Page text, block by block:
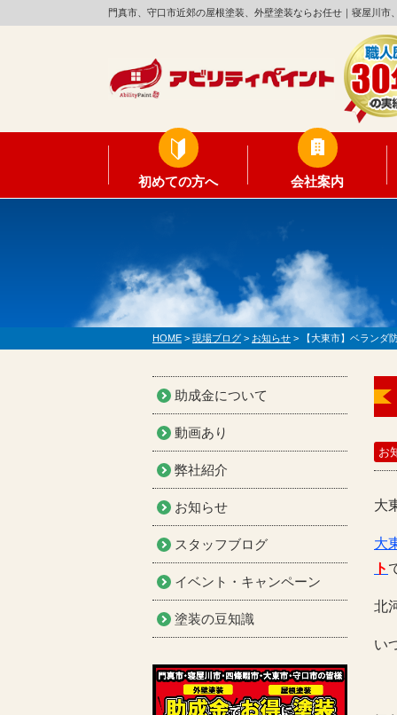
門真市、守口市近郊の屋根塗装、外壁塗装ならお任せ｜寝屋川市
初めての方へ 会社案内
HOME > 現場ブログ > お知らせ > 【大東市】ベランダ
お
大
大
ト
北
い
助成金について
動画あり
弊社紹介
お知らせ
スタッフブログ
イベント・キャンペーン
塗装の豆知識